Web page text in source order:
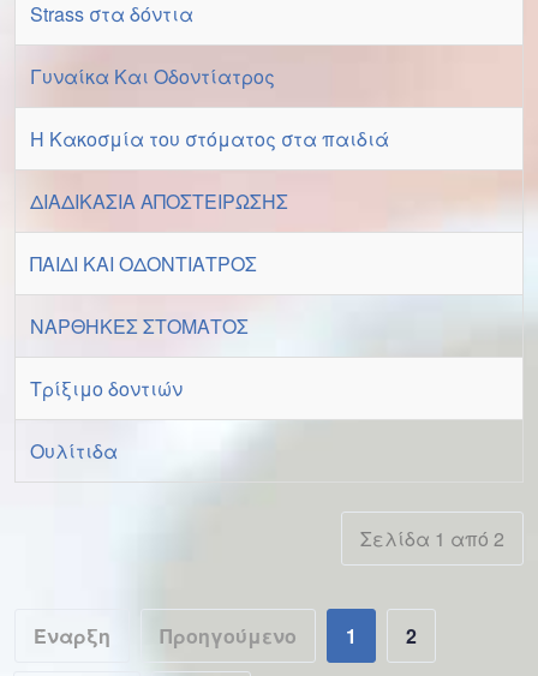
Strass στα δόντια
Γυναίκα Και Οδοντίατρος
Η Κακοσμία του στόματος στα παιδιά
ΔΙΑΔΙΚΑΣΙΑ ΑΠΟΣΤΕΙΡΩΣΗΣ
ΠΑΙΔΙ ΚΑΙ ΟΔΟΝΤΙΑΤΡΟΣ
ΝΑΡΘΗΚΕΣ ΣΤΟΜΑΤΟΣ
Τρίξιμο δοντιών
Ουλίτιδα
Σελίδα 1 από 2
Έναρξη Προηγούμενο 1 2